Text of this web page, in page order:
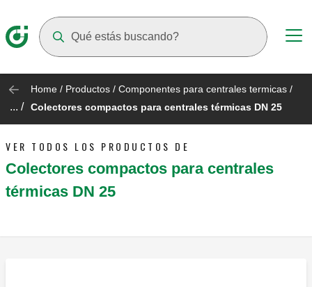
Home / Productos / Componentes para centrales termicas /
... / Colectores compactos para centrales térmicas DN 25
VER TODOS LOS PRODUCTOS DE
Colectores compactos para centrales
térmicas DN 25